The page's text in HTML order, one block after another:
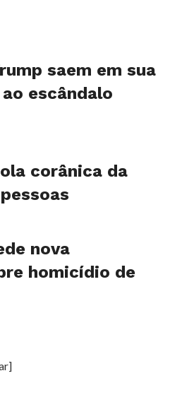
saem em sua
escândalo
corânica da
nova
homicídio de